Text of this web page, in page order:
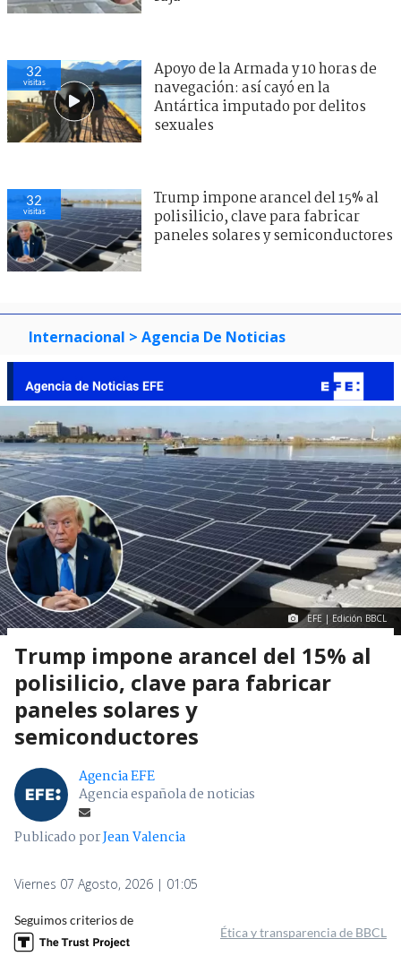
32
visitas
Apoyo de la Armada y 10 horas de
navegación: así cayó en la
Antártica imputado por delitos
sexuales
32
visitas
Trump impone arancel del 15% al
polisilicio, clave para fabricar
paneles solares y semiconductores
Internacional > Agencia De Noticias
EFE | Edición BBCL
Trump impone arancel del 15% al
polisilicio, clave para fabricar
paneles solares y
semiconductores
Agencia EFE
Agencia española de noticias
Publicado porJean Valencia
Viernes 07 Agosto, 2026 | 01:05
Seguimos criterios de
Ética y transparencia de BBCL